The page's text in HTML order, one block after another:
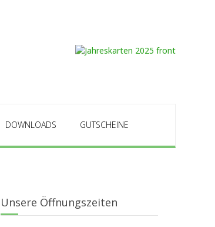
DOWNLOADS GUTSCHEINE
Unsere Öffnungszeiten